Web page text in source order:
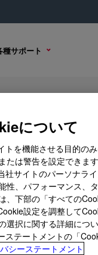
種サポート
について
トを機能させる目的の
たは警告を設定できま
社サイトのパーソナラ
性、パフォーマンス、
、下部の「すべての
設定を調整して
選択に関する詳細につ
ステートメントの「
シーステートメント